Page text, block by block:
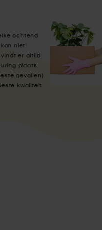
ochtend
niet!
er altijd
plaats.
gevallen)
kwaliteit